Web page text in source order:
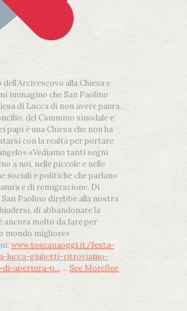
alla Chiesa e
immagino che San Paolino
di Lucca di non avere paura.
del Cammino sinodale e
papi è una Chiesa che non ha
con la realtà per portare
.«Vediamo tanti segni
a noi, nelle piccole e nelle
sociali e politiche che parlano
e di remigrazione. Di
Paolino direbbe alla nostra
di abbandonare la
ancora molto da fare per
mondo migliore»
www.toscanaoggi.it/festa-
lucca-giulietti-ritroviamo-
apertura-p... ... See MoreSee